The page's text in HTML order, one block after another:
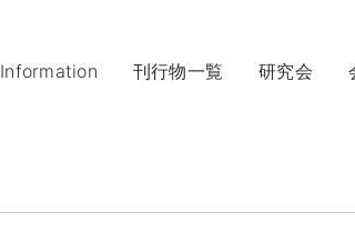
ビ
を
Information 刊行物一覧 研究会